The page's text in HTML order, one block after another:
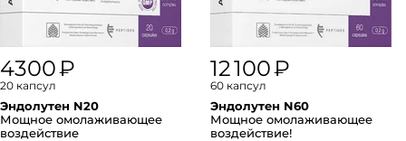
4300 ₽
20 капсул
Эндолутен N20
Мощное омолаживающее
воздействие
12 100 ₽
60 капсул
Эндолутен N60
Мощное омолаживающее
воздействие!